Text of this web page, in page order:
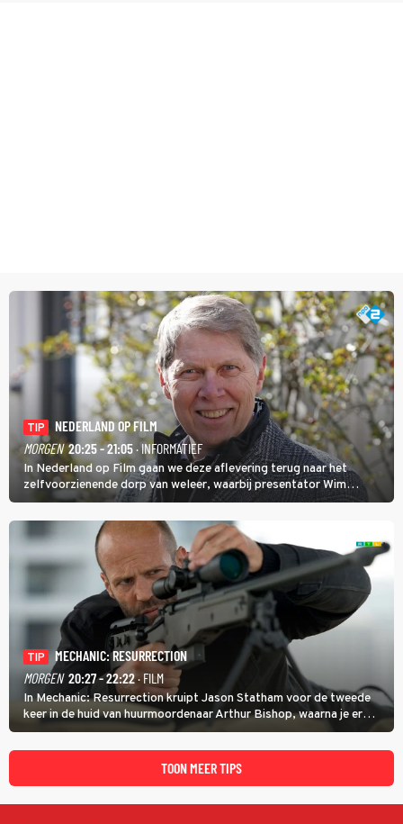
TIP
NEDERLAND OP FILM
MORGEN 20:25 - 21:05· INFORMATIEF
In Nederland op Film gaan we deze aflevering terug naar het
zelfvoorzienende dorp van weleer, waarbij presentator Wim
Daniëls de kijkers meeneemt op reis door de tijd aan de hand van
unieke amateurbeelden uit verschillende decennia. (HH)
TIP
MECHANIC: RESURRECTION
MORGEN 20:27 - 22:22· FILM
In Mechanic: Resurrection kruipt Jason Statham voor de tweede
keer in de huid van huurmoordenaar Arthur Bishop, waarna je er
donder op kunt zeggen dat er van Bishops geplande pensioen niet
veel terechtkomt.
TOON MEER TIPS